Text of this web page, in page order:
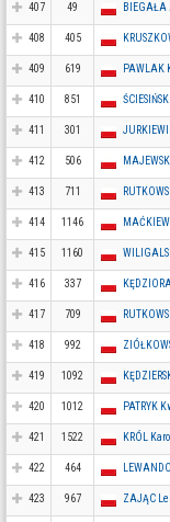
407 49
408 405
409 619 PAWLAK
410 851
411 301
412 506
413 711
414 1146
415 1160
416 337
417 709
418 992
419 1092
420 1012 PATRYK
421 1522 KRÓL Karol
422 464
423 967 ZAJĄC